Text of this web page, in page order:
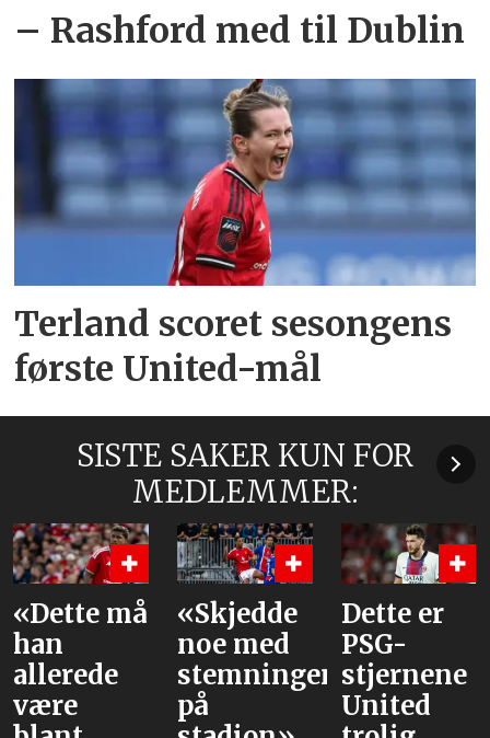
– Rashford med til Dublin
Terland scoret sesongens
første United-mål
SISTE SAKER KUN FOR
MEDLEMMER:
«Skjedde
noe med
stemningen
på
Dette er
PSG-
stjernene
Våre
av
mot